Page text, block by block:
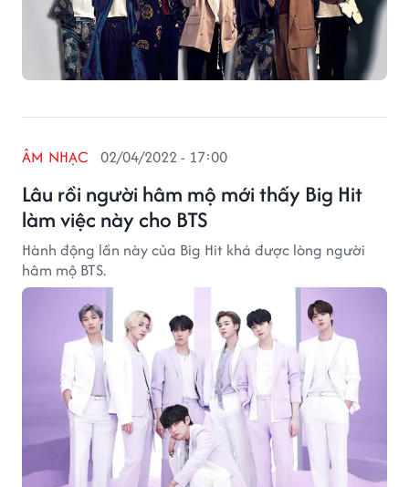
Lâu rồi người hâm mộ mới thấy Big Hit
làm việc này cho BTS
ÂM NHẠC 02/04/2022 - 17:00
Hành động lần này của Big Hit khá được lòng người
hâm mộ BTS.